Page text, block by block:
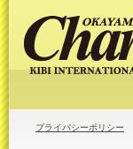
プライバシーポリシー